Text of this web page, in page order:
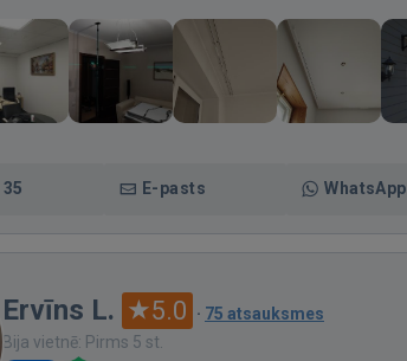
E-pasts WhatsApp
Ervīns L. 5.0 · 75 atsauksmes
Bija vietnē: Pirms 5 st.